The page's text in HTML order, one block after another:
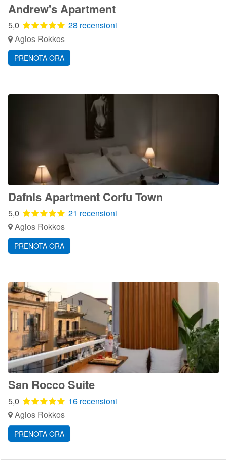
Andrew's Apartment
5,0
28 recensioni
Agios Rokkos
PRENOTA ORA
Dafnis Apartment Corfu Town
5,0
21 recensioni
Agios Rokkos
PRENOTA ORA
San Rocco Suite
5,0
16 recensioni
Agios Rokkos
PRENOTA ORA